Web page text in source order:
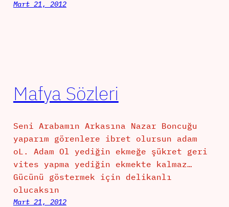
Mart 21, 2012
Mafya Sözleri
Seni Arabamın Arkasına Nazar Boncuğu
yaparım görenlere ibret olursun adam
oL. Adam Ol yediğin ekmeğe şükret geri
vites yapma yediğin ekmekte kalmaz…
Gücünü göstermek için delikanlı
olucaksın
Mart 21, 2012